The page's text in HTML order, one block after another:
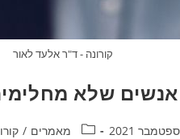
קורונה - ד"ר אלעד לאור
שלא
קטגוריה:מאמרים /